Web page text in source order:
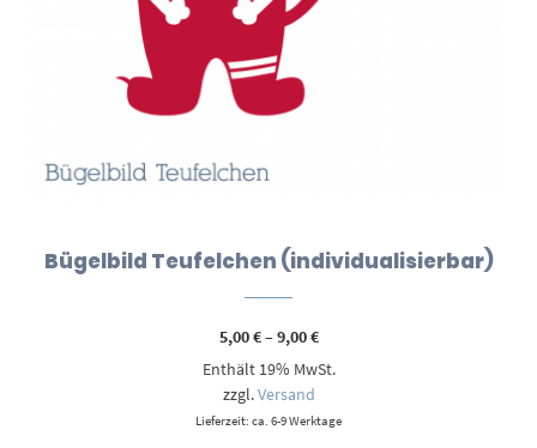
Bügelbild Teufelchen (individualisierbar)
5,00€–9,00€Preisspanne:
bis
Enthält 19% MwSt.
zzgl.Versand
Lieferzeit: ca. 6-9 Werktage